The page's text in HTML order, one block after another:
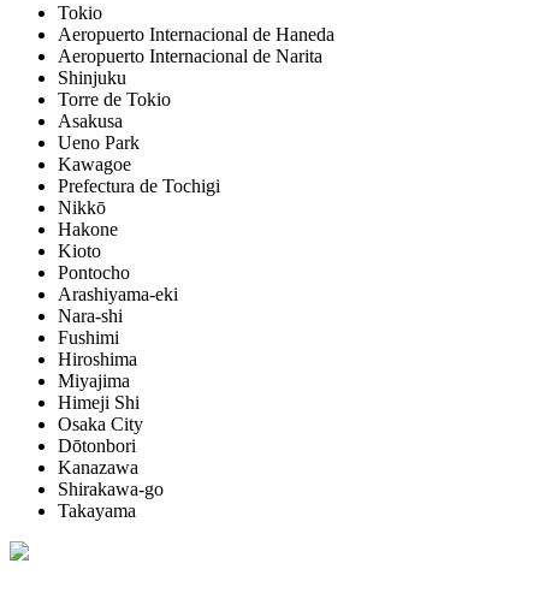
Tokio
Aeropuerto Internacional de Haneda
Aeropuerto Internacional de Narita
Shinjuku
Torre de Tokio
Asakusa
Ueno Park
Kawagoe
Prefectura de Tochigi
Nikkō
Hakone
Kioto
Pontocho
Arashiyama-eki
Nara-shi
Fushimi
Hiroshima
Miyajima
Himeji Shi
Osaka City
Dōtonbori
Kanazawa
Shirakawa-go
Takayama